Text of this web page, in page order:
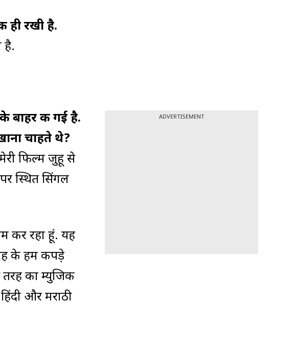
ही रखी है.
है.
बाहर की गई है.
चाहते थे?
फिल्म जुहू से
स्थित सिंगल
कर रहा हूं. यह
के हम कपड़े
का म्युजिक
और मराठी
ADVERTISEMENT